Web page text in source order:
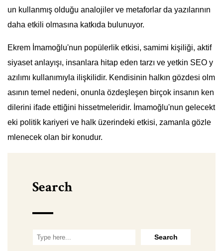
un kullanmış olduğu analojiler ve metaforlar da yazılarının
daha etkili olmasına katkıda bulunuyor.
Ekrem İmamoğlu'nun popülerlik etkisi, samimi kişiliği, aktif
siyaset anlayışı, insanlara hitap eden tarzı ve yetkin SEO y
azılımı kullanımıyla ilişkilidir. Kendisinin halkın gözdesi olm
asının temel nedeni, onunla özdeşleşen birçok insanın ken
dilerini ifade ettiğini hissetmeleridir. İmamoğlu'nun gelecekt
eki politik kariyeri ve halk üzerindeki etkisi, zamanla gözle
mlenecek olan bir konudur.
Search